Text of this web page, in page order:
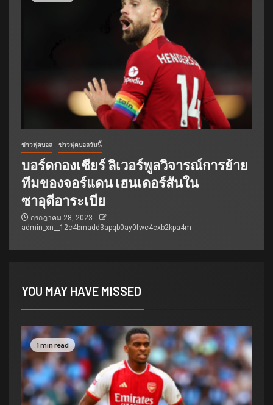
ข่าวฟุตบอล ข่าวฟุตบอลวันนี้
บอร์ดกองเชียร์ ลิเวอร์พูลวิจารณ์การย้าย
ทีมของจอร์แดน เฮนเดอร์สันใน
ซาอุดีอาระเบีย
กรกฎาคม 28, 2023
admin_xn__12c4bmadd3apqb0ay0fwc4cxb2kpa4m
YOU MAY HAVE MISSED
1 min read